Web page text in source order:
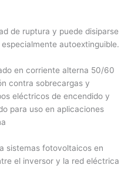
de ruptura y puede disiparse
autoextinguible.
en corriente alterna 50/60
contra sobrecargas y
eléctricos de encendido y
para uso en aplicaciones
sistemas fotovoltaicos en
el inversor y la red eléctrica